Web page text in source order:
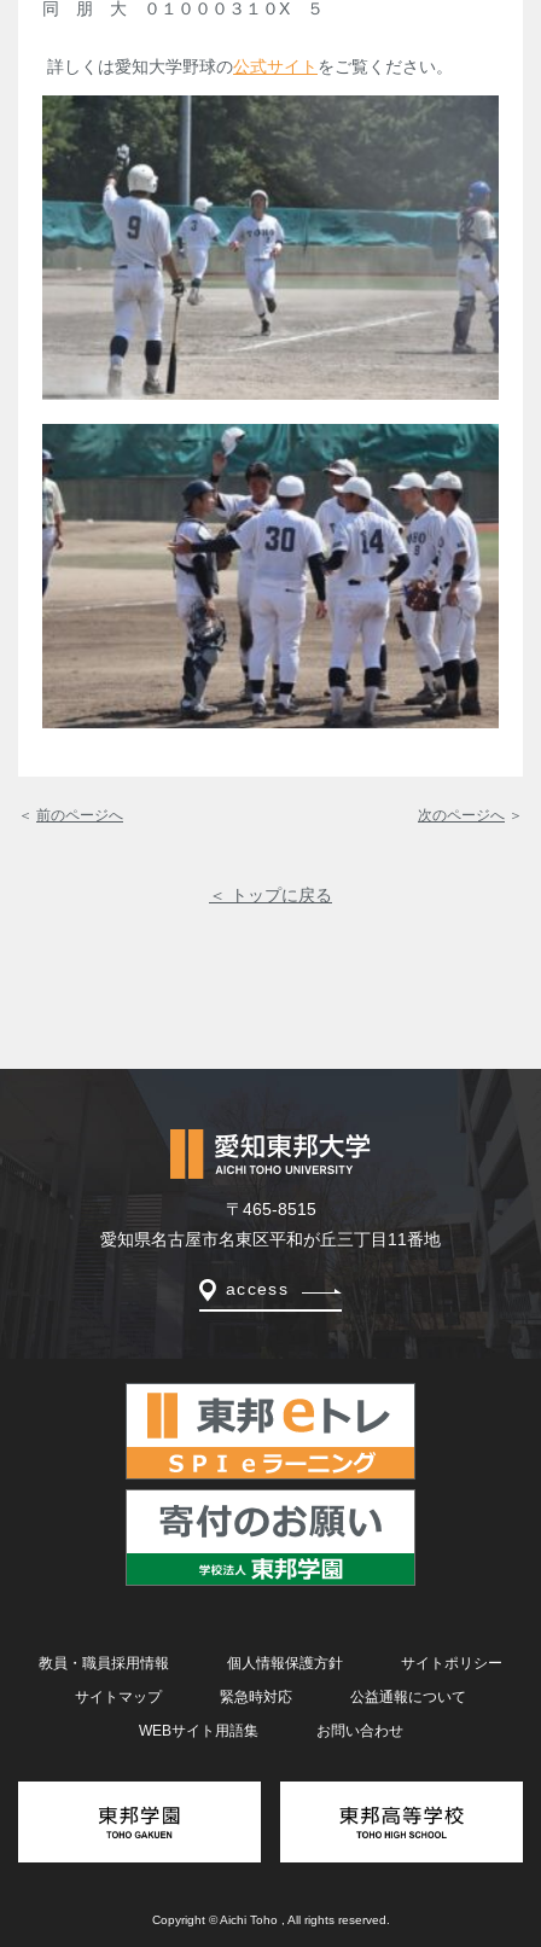
同 朋 大 ０１０００３１０ X ５
詳しくは愛知大学野球の公式サイト をご覧ください。
＜ 前のページへ 次のページへ ＞
＜ トップに戻る
〒465-8515
愛知県名古屋市名東区平和が丘三丁目11番地
access
教員・職員採用情報 個人情報保護方針
サイトポリシー
サイトマップ
緊急時対応
公益通報について
WEBサイト用語集
お問い合わせ
Copyright © Aichi Toho , All rights reserved.